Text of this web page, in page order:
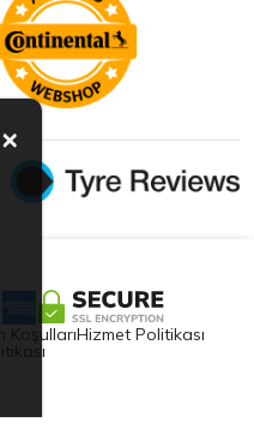
KoşullarıHizmet Politikası
×